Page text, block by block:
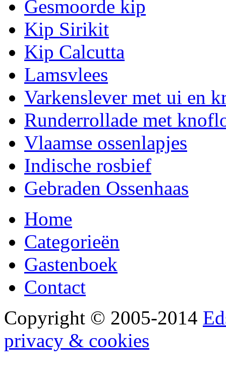
Gesmoorde kip
Kip Sirikit
Kip Calcutta
Lamsvlees
Varkenslever met ui en
Runderrollade met
Vlaamse ossenlapjes
Indische rosbief
Gebraden Ossenhaas
Home
Categorieën
Gastenboek
Contact
Copyright © 2005-2014
privacy & cookies